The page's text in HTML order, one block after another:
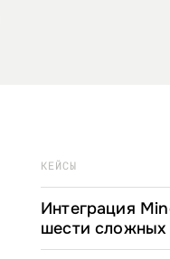
КЕЙСЫ
Интеграция
шести сложных
крупных